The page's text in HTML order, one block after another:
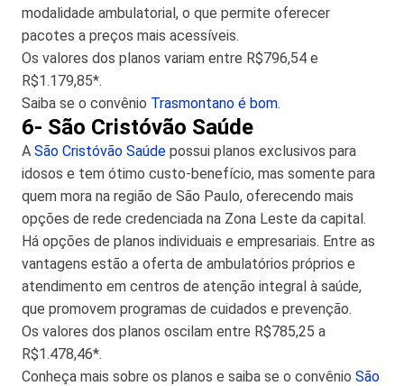
modalidade ambulatorial, o que permite oferecer
pacotes a preços mais acessíveis.
Os valores dos planos variam entre R$796,54 e
R$1.179,85*.
Saiba se o convênio Trasmontano é bom.
6- São Cristóvão Saúde
A São Cristóvão Saúde possui planos exclusivos para
idosos e tem ótimo custo-benefício, mas somente para
quem mora na região de São Paulo, oferecendo mais
opções de rede credenciada na Zona Leste da capital.
Há opções de planos individuais e empresariais. Entre as
vantagens estão a oferta de ambulatórios próprios e
atendimento em centros de atenção integral à saúde,
que promovem programas de cuidados e prevenção.
Os valores dos planos oscilam entre R$785,25 a
R$1.478,46*.
Conheça mais sobre os planos e saiba se o convênio São